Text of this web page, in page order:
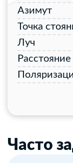
Азимут
Точка
Луч
Расстояние
Часто